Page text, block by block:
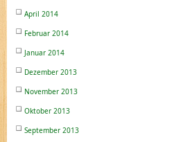
April 2014
Februar 2014
Januar 2014
Dezember 2013
November 2013
Oktober 2013
September 2013